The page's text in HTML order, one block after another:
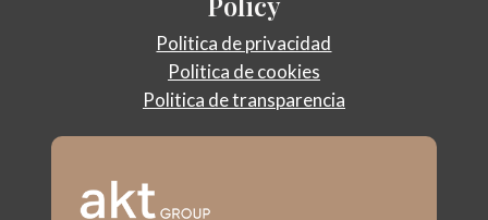
Politica de privacidad
Politica de cookies
Politica de transparencia